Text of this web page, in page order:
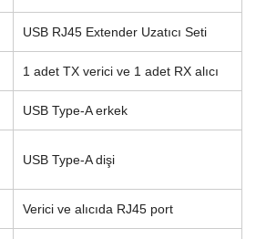
USB RJ45 Extender Uzatıcı Seti
1 adet TX verici ve 1 adet RX alıcı
USB Type-A erkek
USB Type-A dişi
Verici ve alıcıda RJ45 port